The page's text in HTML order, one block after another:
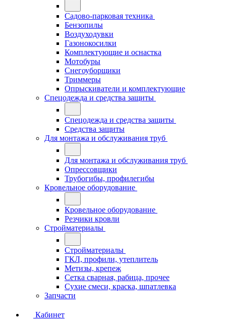
Садово-парковая техника
Бензопилы
Воздуходувки
Газонокосилки
Комплектующие и оснастка
Мотобуры
Снегоуборщики
Триммеры
Опрыскиватели и комплектующие
Спецодежда и средства защиты
Спецодежда и средства защиты
Средства защиты
Для монтажа и обслуживания труб
Для монтажа и обслуживания труб
Опрессовщики
Трубогибы, профилегибы
Кровельное оборудование
Кровельное оборудование
Резчики кровли
Стройматериалы
Стройматериалы
ГКЛ, профили, утеплитель
Метизы, крепеж
Сетка сварная, рабица, прочее
Сухие смеси, краска, шпатлевка
Запчасти
Кабинет